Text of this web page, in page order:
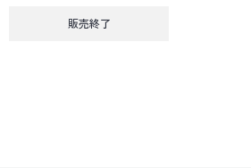
販売終了